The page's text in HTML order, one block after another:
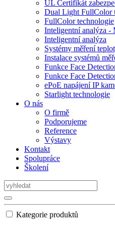
UL Certifikát
Dual Light FullColor
FullColor technologie
Inteligentní analýza -
Inteligentní analýza
Systémy měření
Instalace systémů
Funkce Face
Funkce Face
ePoE napájení IP
Starlight technologie
O nás
O firmě
Podporujeme
Reference
Výstavy
Kontakt
Spolupráce
Školení
Kategorie produktů